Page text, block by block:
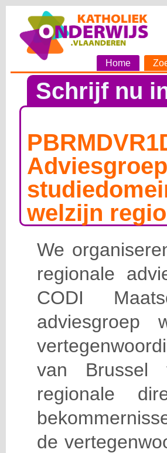
Home
Schrijf nu
welzijn
We
regionale
CODI
van Brussel
regionale
de